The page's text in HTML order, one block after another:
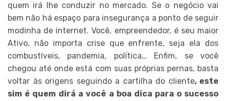
quem irá lhe conduzir no mercado. Se o negócio vai
bem não há espaço para insegurança a ponto de seguir
modinha de internet. Você, empreendedor, é seu maior
Ativo, não importa crise que enfrente, seja ela dos
combustíveis, pandemia, política… Enfim, se você
chegou até onde está com suas próprias pernas, basta
voltar às origens seguindo a cartilha do cliente, este
sim é quem dirá a você a boa dica para o sucesso